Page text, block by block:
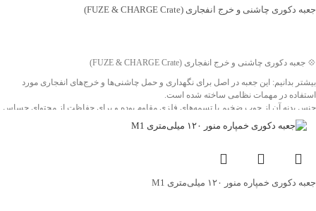
می‌تواند به‌عنوان یک گزینه چشمگیر برای دکورهای یادگاری، پروژه‌های خاص یادبود و
نمایشگاه‌های دفاع مقدس انتخابی ماندگار باشد.
جعبه دکوری چاشنی و خرج انفجاری (FUZE & CHARGE Crate)
💠 جعبه دکوری چاشنی و خرج انفجاری (FUZE & CHARGE Crate)
بیشتر بدانیم: این جعبه در اصل برای نگهداری و حمل چاشنی‌ها و خرج‌های انفجاری مورد
استفاده در مهمات نظامی ساخته شده است.
جنس بدنه آن از چوب ضخیم با تسمه‌های فلزی مقاوم بوده و برای حفاظت از محتوای حساس
در شرایط میدانی طراحی گردیده است. این نوع جعبه‌ها در ارتش‌ها برای بسته‌بندی و انتقال
ایمن اقلام مهمی همچون چاشنی نارنجک‌ها و خرج پرتابه‌ها به‌کار می‌رفته است.
ویژگی‌های برجسته این محصول، طراحی مستحکم، اصالت تاریخی و ابعاد خاص آن است که
می‌تواند به‌عنوان یک انتخاب جذاب برای دکورهای یادگاری، پروژه‌های یادبود و نمایشگاه‌های
دفاع مقدس مورد استفاده قرار گیرد.
جعبه دکوری خمپاره منور ۱۲۰ میلی‌متری M1